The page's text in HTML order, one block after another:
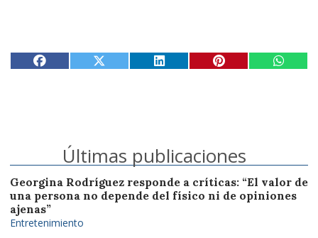
Últimas publicaciones
Georgina Rodríguez responde a críticas: “El valor de
una persona no depende del físico ni de opiniones
ajenas”
Entretenimiento